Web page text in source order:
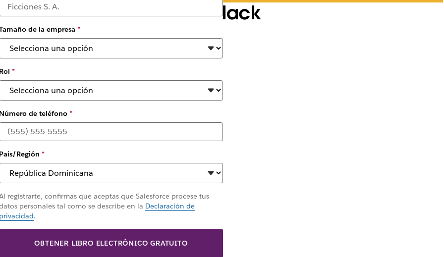
las ventas con Slack
como equipo
de la empresa *
*
de teléfono*
Región *
registrarte, confirmas que aceptas que Salesforce procese tus
personales tal como se describe en la Declaración de
.
OBTENER LIBRO ELECTRÓNICO GRATUITO